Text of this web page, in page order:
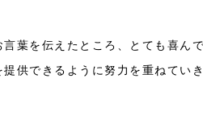
葉を伝えたところ、とても喜んで
供できるように努力を重ねていき